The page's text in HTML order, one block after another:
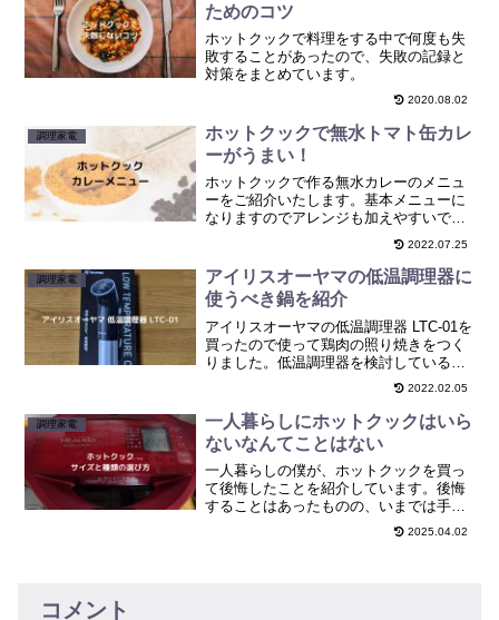
ためのコツ
ホットクックで料理をする中で何度も失
敗することがあったので、失敗の記録と
対策をまとめています。
2020.08.02
調理家電
ホットクックで無水トマト缶カレ
ーがうまい！
ホットクックで作る無水カレーのメニュ
ーをご紹介いたします。基本メニューに
なりますのでアレンジも加えやすいで
す。おいしいカレーをホットクックで簡
2022.07.25
調理家電
アイリスオーヤマの低温調理器に
使うべき鍋を紹介
アイリスオーヤマの低温調理器 LTC-01を
買ったので使って鶏肉の照り焼きをつく
りました。低温調理器を検討している
方、低温調理器で鶏肉料理をつくりたい
2022.02.05
調理家電
一人暮らしにホットクックはいら
ないなんてことはない
一人暮らしの僕が、ホットクックを買っ
て後悔したことを紹介しています。後悔
することはあったものの、いまでは手放
せないアイテムです。失敗しない選び方
も紹介しているので後悔しない買い物に
2025.04.02
コメント